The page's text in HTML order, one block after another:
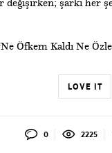
değişirken; şarkı her
Öfkem Kaldı Ne
LOVE IT
0 2225